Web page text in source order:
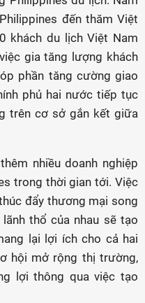
đến thăm Việt
khách du lịch Việt Nam
gia tăng lượng khách
phần tăng cường giao
phủ hai nước tiếp tục
trên cơ sở gắn kết giữa
nhiều doanh nghiệp
trong thời gian tới. Việc
đẩy thương mại song
thổ của nhau sẽ tạo
lại lợi ích cho cả hai
hội mở rộng thị trường,
lợi thông qua việc tạo